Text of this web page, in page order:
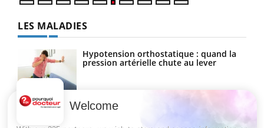
LES MALADIES
Hypotension orthostatique : quand la
pression artérielle chute au lever
Drépanocytose : une déformation des
Welcome